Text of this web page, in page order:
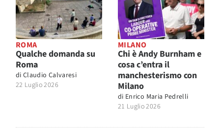
ROMA
Qualche domanda su
Roma
di Claudio Calvaresi
22 Luglio 2026
MILANO
Chi è Andy Burnham e
cosa c’entra il
manchesterismo con
Milano
di Enrico Maria Pedrelli
21 Luglio 2026